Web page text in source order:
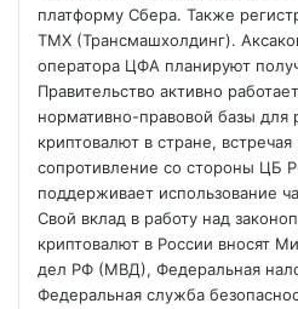
платформу Сбера. Также
ТМХ (Трансмашхолдинг).
оператора ЦФА планируют
Правительство активно
нормативно-правовой базы для
криптовалют в стране, встречая
сопротивление со стороны ЦБ
поддерживает использование
Свой вклад в работу над
криптовалют в России вносят
дел РФ (МВД), Федеральная
Федеральная служба